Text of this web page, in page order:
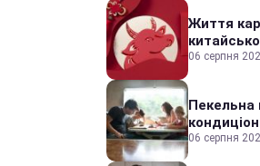
Життя
06 серпня
Пекельна
06 серпня